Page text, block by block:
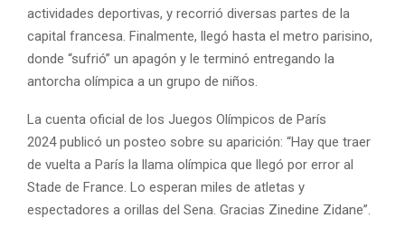
actividades deportivas, y recorrió diversas partes de la
capital francesa. Finalmente, llegó hasta el metro parisino,
donde “sufrió” un apagón y le terminó entregando la
antorcha olímpica a un grupo de niños.
La cuenta oficial de los Juegos Olímpicos de París
2024 publicó un posteo sobre su aparición: “Hay que traer
de vuelta a París la llama olímpica que llegó por error al
Stade de France. Lo esperan miles de atletas y
espectadores a orillas del Sena. Gracias Zinedine Zidane”.